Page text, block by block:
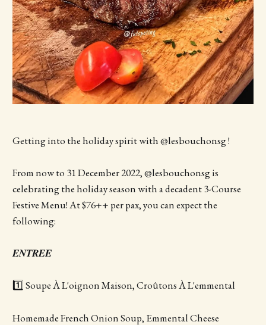
Getting into the holiday spirit with @lesbouchonsg !
From now to 31 December 2022, @lesbouchonsg is
celebrating the holiday season with a decadent 3-Course
Festive Menu! At $76++ per pax, you can expect the
following:
𝑬𝑵𝑻𝑹𝑬𝑬
1️⃣ Soupe À L'oignon Maison, Croûtons À L'emmental
Homemade French Onion Soup, Emmental Cheese